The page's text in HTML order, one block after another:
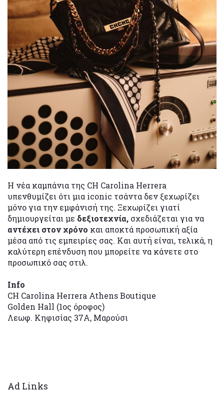
Η νέα καμπάνια της CH Carolina Herrera
υπενθυμίζει ότι μια iconic τσάντα δεν ξεχωρίζει
μόνο για την εμφάνισή της. Ξεχωρίζει γιατί
δημιουργείται με δεξιοτεχνία, σχεδιάζεται για να
αντέχει στον χρόνο και αποκτά προσωπική αξία
μέσα από τις εμπειρίες σας. Και αυτή είναι, τελικά, η
καλύτερη επένδυση που μπορείτε να κάνετε στο
προσωπικό σας στιλ.
Info
CH Carolina Herrera Athens Boutique
Golden Hall (1ος όροφος)
Λεωφ. Κηφισίας 37Α, Μαρούσι
Ad Links